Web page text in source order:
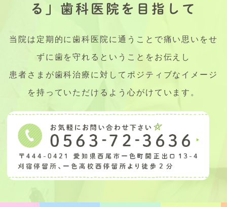
る」歯科医院を目指して
当院は定期的に歯科医院に通うことで痛い思いをせ
ずに歯を守れるということをお伝えし
患者さまが歯科治療に対してポジティブなイメージ
を持っていただけるよう心がけています。